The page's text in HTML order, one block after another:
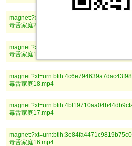
毒舌家庭20.mp4
毒舌家庭19.mp4
毒舌家庭18.mp4
毒舌家庭17.mp4
毒舌家庭16.mp4